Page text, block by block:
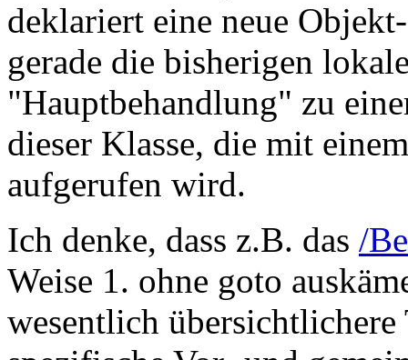
deklariert eine neue
gerade die bisherigen
"Hauptbehandlung" zu
dieser Klasse, die mit
aufgerufen wird.
Ich denke, dass z.B. das /
Weise 1. ohne goto
wesentlich